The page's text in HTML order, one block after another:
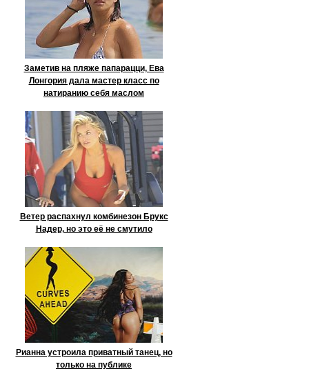
Заметив на пляже папарацци, Ева
Лонгория дала мастер класс по
натиранию себя маслом
Ветер распахнул комбинезон Брукс
Надер, но это её не смутило
Рианна устроила приватный танец, но
только на публике